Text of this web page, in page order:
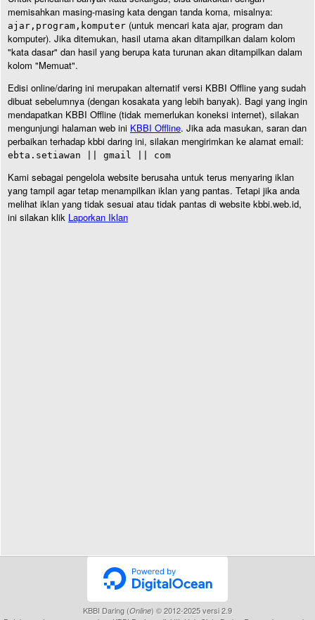
memisahkan masing-masing kata dengan tanda koma, misalnya:
ajar,program,komputer (untuk mencari kata ajar, program dan
komputer). Jika ditemukan, hasil utama akan ditampilkan dalam kolom
"kata dasar" dan hasil yang berupa kata turunan akan ditampilkan dalam
kolom "Memuat".
Edisi online/daring ini merupakan alternatif versi KBBI Offline yang sudah
dibuat sebelumnya (dengan kosakata yang lebih banyak). Bagi yang ingin
mendapatkan KBBI Offline (tidak memerlukan koneksi internet), silakan
mengunjungi halaman web ini KBBI Offline. Jika ada masukan, saran dan
perbaikan terhadap kbbi daring ini, silakan mengirimkan ke alamat email:
ebta.setiawan || gmail || com
Kami sebagai pengelola website berusaha untuk terus menyaring iklan
yang tampil agar tetap menampilkan iklan yang pantas. Tetapi jika anda
melihat iklan yang tidak sesuai atau tidak pantas di website kbbi.web.id,
ini silakan klik Laporkan Iklan
KBBI Daring (Online) © 2012-2025 versi 2.9